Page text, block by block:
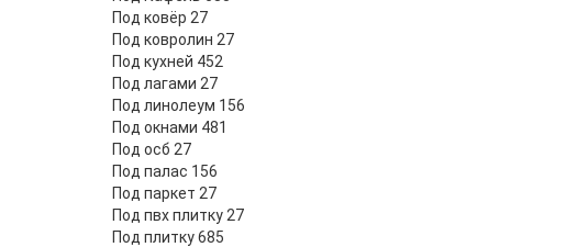
Под ковёр 27
Под ковролин 27
Под кухней 452
Под лагами 27
Под линолеум 156
Под окнами 481
Под осб 27
Под палас 156
Под паркет 27
Под пвх плитку 27
Под плитку685